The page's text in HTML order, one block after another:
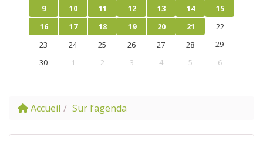
9
10 11 12 13 14
15
16
17 18 19 20 21
22
23
24 25 26 27 28
29
30
1 2 3 4 5 6
Accueil Sur l’agenda